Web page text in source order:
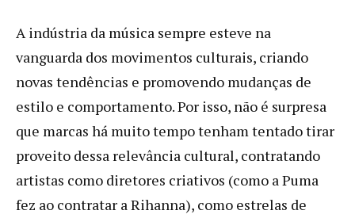
A indústria da música sempre esteve na
vanguarda dos movimentos culturais, criando
novas tendências e promovendo mudanças de
estilo e comportamento. Por isso, não é surpresa
que marcas há muito tempo tenham tentado tirar
proveito dessa relevância cultural, contratando
artistas como diretores criativos (como a Puma
fez ao contratar a Rihanna), como estrelas de